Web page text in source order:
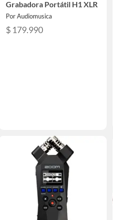
Grabadora Portátil H1 XLR
Por Audiomusica
$ 179.990